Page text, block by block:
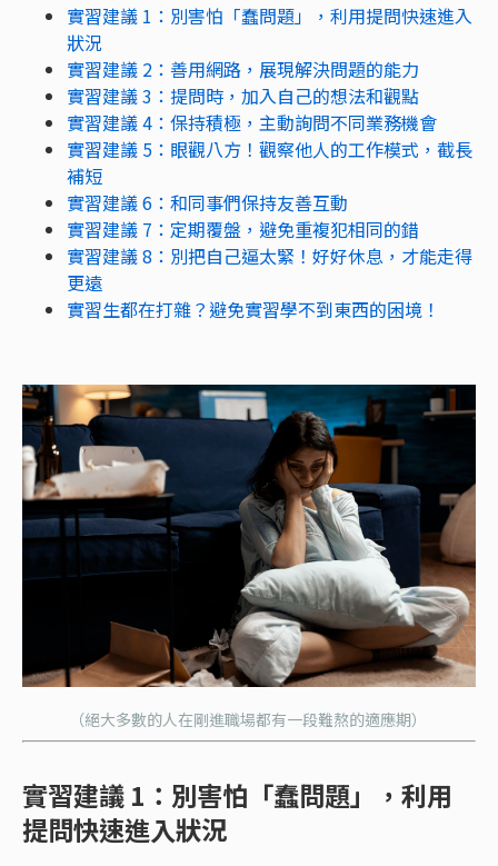
實習建議 1：別害怕「蠢問題」，利用提問快速進入
狀況
實習建議 2：善用網路，展現解決問題的能力
實習建議 3：提問時，加入自己的想法和觀點
實習建議 4：保持積極，主動詢問不同業務機會
實習建議 5：眼觀八方！觀察他人的工作模式，截長
補短
實習建議 6：和同事們保持友善互動
實習建議 7：定期覆盤，避免重複犯相同的錯
實習建議 8：別把自己逼太緊！好好休息，才能走得
更遠
實習生都在打雜？避免實習學不到東西的困境！
（絕大多數的人在剛進職場都有一段難熬的適應期）
實習建議 1：別害怕「蠢問題」，利用
提問快速進入狀況